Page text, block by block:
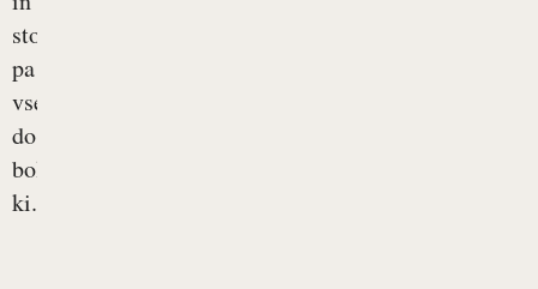
stopalih
pa
vse
do
bolečin,
ki...